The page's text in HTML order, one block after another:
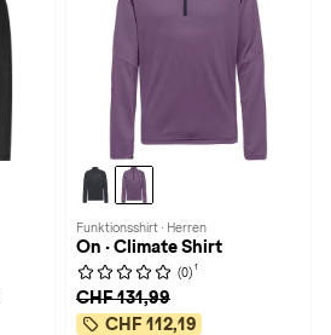
Funktionsshirt · Herren
On · Climate Shirt
(0) 1
CHF 131,99
CHF 112,19